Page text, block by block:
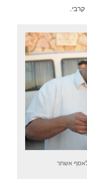
קרבי.
אשתר